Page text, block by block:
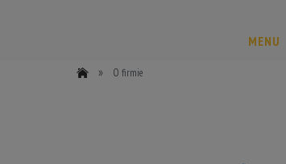
MENU
»
O firmie